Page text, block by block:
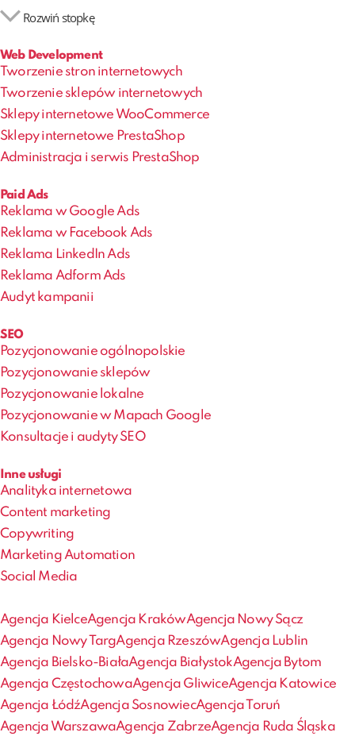
Rozwiń stopkę
Web Development
Tworzenie stron internetowych
Tworzenie sklepów internetowych
Sklepy internetowe WooCommerce
Sklepy internetowe PrestaShop
Administracja i serwis PrestaShop
Paid Ads
Reklama w Google Ads
Reklama w Facebook Ads
Reklama LinkedIn Ads
Reklama Adform Ads
Audyt kampanii
SEO
Pozycjonowanie ogólnopolskie
Pozycjonowanie sklepów
Pozycjonowanie lokalne
Pozycjonowanie w Mapach Google
Konsultacje i audyty SEO
Inne usługi
Analityka internetowa
Content marketing
Copywriting
Marketing Automation
Social Media
Agencja KielceAgencja KrakówAgencja Nowy Sącz
Agencja Nowy TargAgencja RzeszówAgencja Lublin
Agencja Bielsko-BiałaAgencja BiałystokAgencja Bytom
Agencja CzęstochowaAgencja GliwiceAgencja Katowice
Agencja ŁódźAgencja SosnowiecAgencja Toruń
Agencja WarszawaAgencja ZabrzeAgencja Ruda Śląska